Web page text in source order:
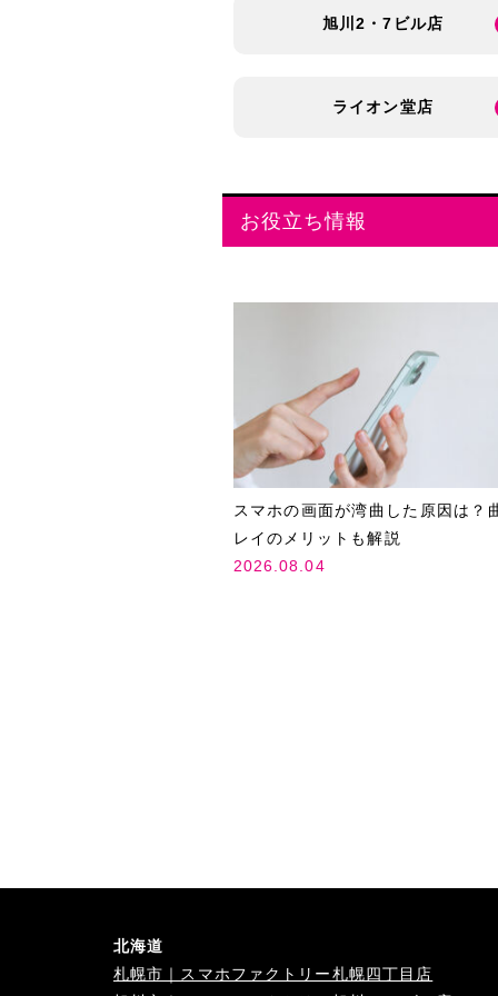
旭川2・7ビル店
ライオン堂店
お役立ち情報
スマホの画面が湾曲した原因は？
レイのメリットも解説
2026.08.04
北海道
札幌市｜スマホファクトリー札幌四丁目店